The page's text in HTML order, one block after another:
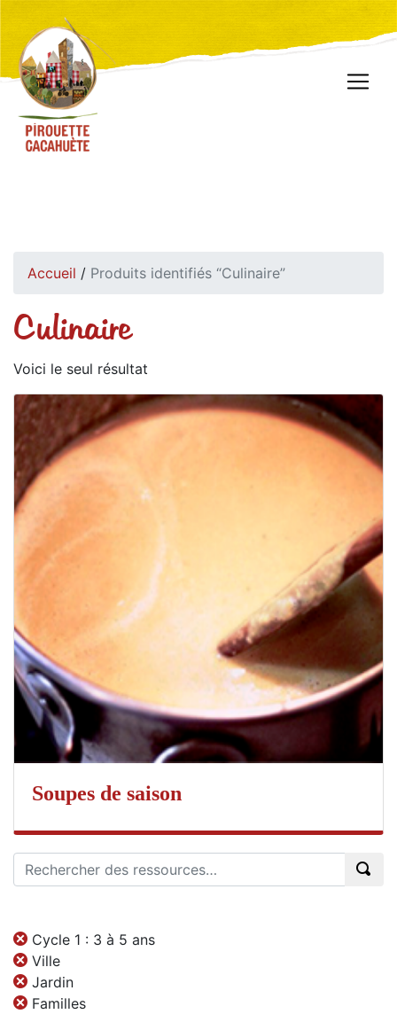
Accueil / Produits identifiés “Culinaire”
Culinaire
Voici le seul résultat
Soupes de saison
Cycle 1 : 3 à 5 ans
Ville
Jardin
Familles